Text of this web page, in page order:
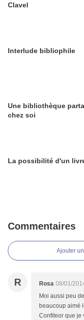
Clavel
Interlude bibliophile
Une bibliothèque
chez soi
La possibilité d'un
Commentaires
Ajouter
R Rosa 08/01/
Moi aussi peu
beaucoup aimé
Confiteor que je